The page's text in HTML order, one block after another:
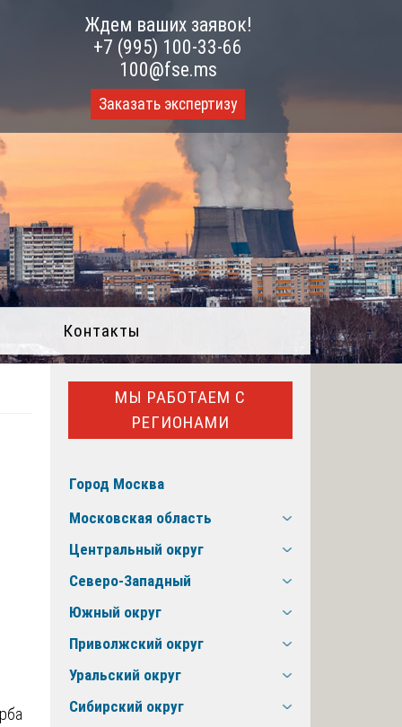
Ждем ваших заявок!
+7 (995) 100-33-66
100@fse.ms
Заказать экспертизу
Контакты
МЫ РАБОТАЕМ С
РЕГИОНАМИ
Город Москва
Московская область
Центральный округ
Северо-Западный
Южный округ
Приволжский округ
Уральский округ
Сибирский округ